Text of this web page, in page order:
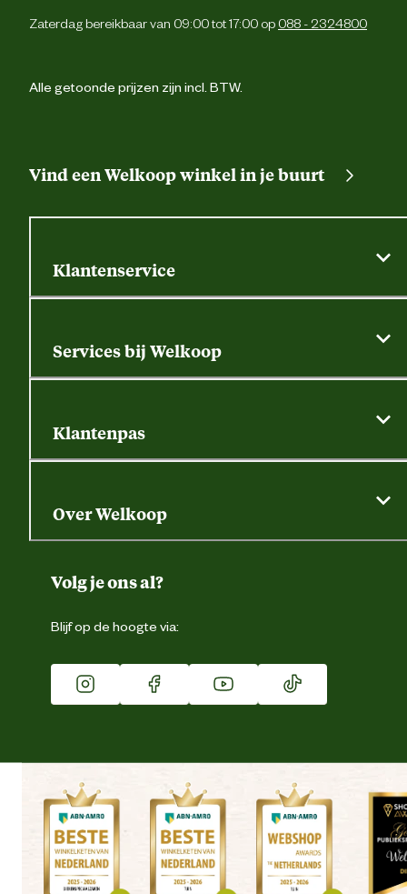
Zaterdag bereikbaar van 09:00 tot 17:00 op 088 - 2324800
Alle getoonde prijzen zijn incl. BTW.
Vind een Welkoop winkel in je buurt
Klantenservice
Contactformulier
Retouren, service en garantie
Services bij Welkoop
Dierspecialist
Klantenpas
Gegevens wijzigen
Over Welkoop
Duurzaamheid
Franchise
Vacatures
Winkels
Volg je ons al?
Blijf op de hoogte via: